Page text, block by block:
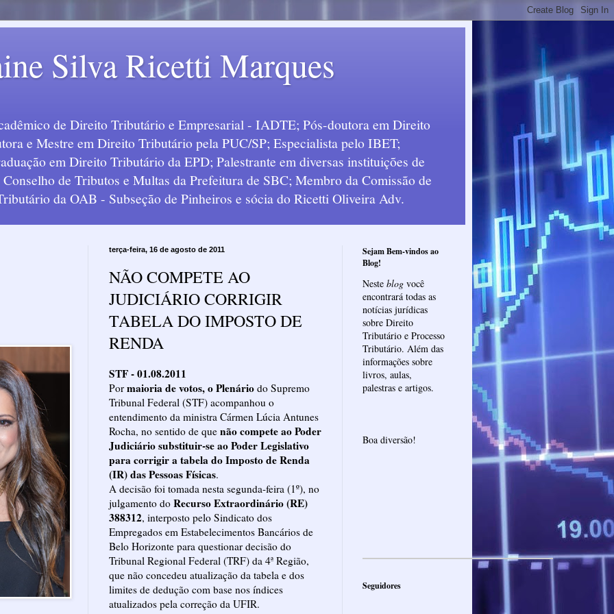
Silva Ricetti Marques
de Direito Tributário e Empresarial - IADTE; Pós-doutora em Direito
e Mestre em Direito Tributário pela PUC/SP; Especialista pelo IBET;
em Direito Tributário da EPD; Palestrante em diversas instituições de
de Tributos e Multas da Prefeitura de SBC; Membro da Comissão de
da OAB - Subseção de Pinheiros e sócia do Ricetti Oliveira Adv.
terça-feira, 16 de agosto de 2011
NÃO COMPETE AO
JUDICIÁRIO CORRIGIR
TABELA DO IMPOSTO DE
RENDA
STF - 01.08.2011
Por maioria de votos, o Plenário do Supremo
Tribunal Federal (STF) acompanhou o
entendimento da ministra Cármen Lúcia Antunes
Rocha, no sentido de que não compete ao Poder
Judiciário substituir-se ao Poder Legislativo
para corrigir a tabela do Imposto de Renda
(IR) das Pessoas Físicas.
A decisão foi tomada nesta segunda-feira (1º), no
julgamento do Recurso Extraordinário (RE)
388312, interposto pelo Sindicato dos
Empregados em Estabelecimentos Bancários de
Belo Horizonte para questionar decisão do
Tribunal Regional Federal (TRF) da 4ª Região,
que não concedeu atualização da tabela e dos
limites de dedução com base nos índices
atualizados pela correção da UFIR.
Sejam Bem-vindos ao
Blog!
Neste blog você
encontrará todas as
notícias jurídicas
sobre Direito
Tributário e Processo
Tributário. Além das
informações sobre
livros, aulas,
palestras e artigos.
Boa diversão!
Seguidores